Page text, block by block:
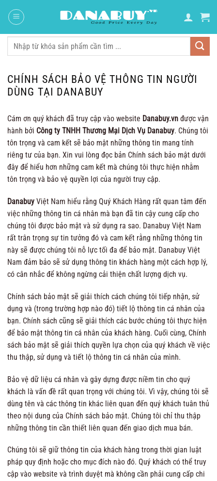
đến
dung
Tìm
CHÍNH SÁCH BẢO VỆ THÔNG TIN NGƯỜI
DÙNG TẠI DANABUY
Cám ơn quý khách đã truy cập vào website Danabuy.vn được vận
hành bởi Công ty TNHH Thương Mại Dịch Vụ Danabuy. Chúng tôi
tôn trọng và cam kết sẽ bảo mật những thông tin mang tính
riêng tư của bạn. Xin vui lòng đọc bản Chính sách bảo mật dưới
đây để hiểu hơn những cam kết mà chúng tôi thực hiện nhằm
tôn trọng và bảo vệ quyền lợi của người truy cập.
Danabuy Việt Nam hiểu rằng Quý Khách Hàng rất quan tâm đến
việc những thông tin cá nhân mà bạn đã tin cậy cung cấp cho
chúng tôi được bảo mật và sử dụng ra sao. Danabuy Việt Nam
rất trân trọng sự tin tưởng đó và cam kết rằng những thông tin
này sẽ được chúng tôi nỗ lực tối đa để bảo mật. Danabuy Việt
Nam đảm bảo sẽ sử dụng thông tin khách hàng một cách hợp lý,
có cân nhắc để không ngừng cải thiện chất lượng dịch vụ.
Chính sách bảo mật sẽ giải thích cách chúng tôi tiếp nhận, sử
dụng và (trong trường hợp nào đó) tiết lộ thông tin cá nhân của
bạn. Chính sách cũng sẽ giải thích các bước chúng tôi thực hiện
để bảo mật thông tin cá nhân của khách hàng. Cuối cùng, Chính
sách bảo mật sẽ giải thích quyền lựa chọn của quý khách về việc
thu thập, sử dụng và tiết lộ thông tin cá nhân của mình.
Bảo vệ dữ liệu cá nhân và gây dựng được niềm tin cho quý
khách là vấn đề rất quan trọng với chúng tôi. Vì vậy, chúng tôi sẽ
dùng tên và các thông tin khác liên quan đến quý khách tuân thủ
theo nội dung của Chính sách bảo mật. Chúng tôi chỉ thu thập
những thông tin cần thiết liên quan đến giao dịch mua bán.
Chúng tôi sẽ giữ thông tin của khách hàng trong thời gian luật
pháp quy định hoặc cho mục đích nào đó. Quý khách có thể truy
cập vào website và trình duyệt mà không cần phải cung cấp chi